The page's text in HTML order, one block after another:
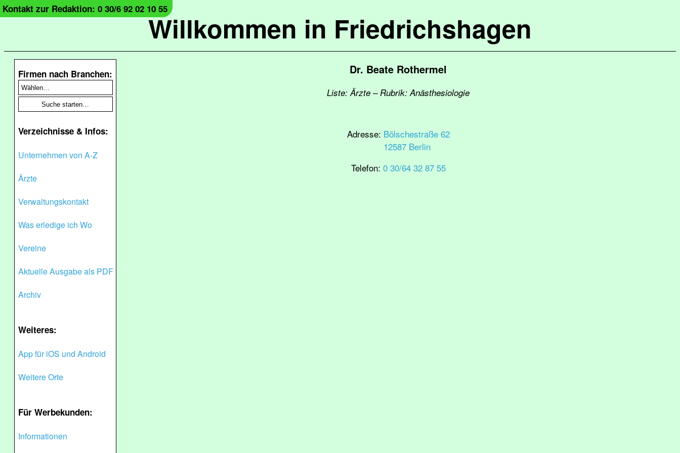
Willkommen in Friedrichshagen
Kontakt zur Redaktion: 0 30/6 92 02 10 55
Firmen nach Branchen:
Verzeichnisse & Infos:
Unternehmen von A-Z
Ärzte
Verwaltungskontakt
Was erledige ich Wo
Vereine
Aktuelle Ausgabe als PDF
Archiv
Weiteres:
App für iOS und Android
Weitere Orte
Für Werbekunden:
Informationen
Dr. Beate Rothermel
Liste: Ärzte – Rubrik: Anästhesiologie
Adresse: Bölschestraße 62
12587 Berlin
Telefon: 0 30/64 32 87 55